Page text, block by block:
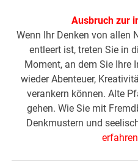
Ausbruch zur
Wenn Ihr Denken von allen
entleert ist, treten Sie in
Moment, an dem Sie
wieder Abenteuer,
verankern können. Alte
gehen. Wie Sie mit
Denkmustern und